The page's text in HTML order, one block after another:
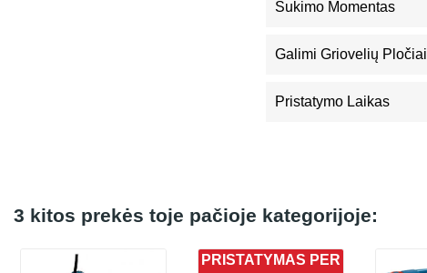
Sukimo Momentas
Galimi Griovelių Pločiai
Pristatymo Laikas
3 kitos prekės toje pačioje kategorijoje:
PRISTATYMAS PER